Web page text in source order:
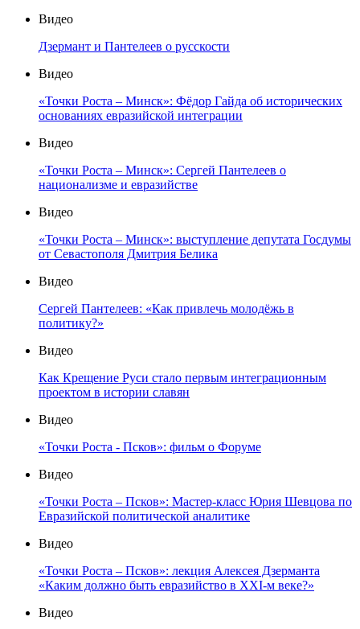
Видео
Дзермант и Пантелеев о русскости
Видео
«Точки Роста – Минск»: Фёдор Гайда об исторических
основаниях евразийской интеграции
Видео
«Точки Роста – Минск»: Сергей Пантелеев о
национализме и евразийстве
Видео
«Точки Роста – Минск»: выступление депутата Госдумы
от Севастополя Дмитрия Белика
Видео
Сергей Пантелеев: «Как привлечь молодёжь в
политику?»
Видео
Как Крещение Руси стало первым интеграционным
проектом в истории славян
Видео
«Точки Роста - Псков»: фильм о Форуме
Видео
«Точки Роста – Псков»: Мастер-класс Юрия Шевцова по
Евразийской политической аналитике
Видео
«Точки Роста – Псков»: лекция Алексея Дзерманта
«Каким должно быть евразийство в XXI-м веке?»
Видео